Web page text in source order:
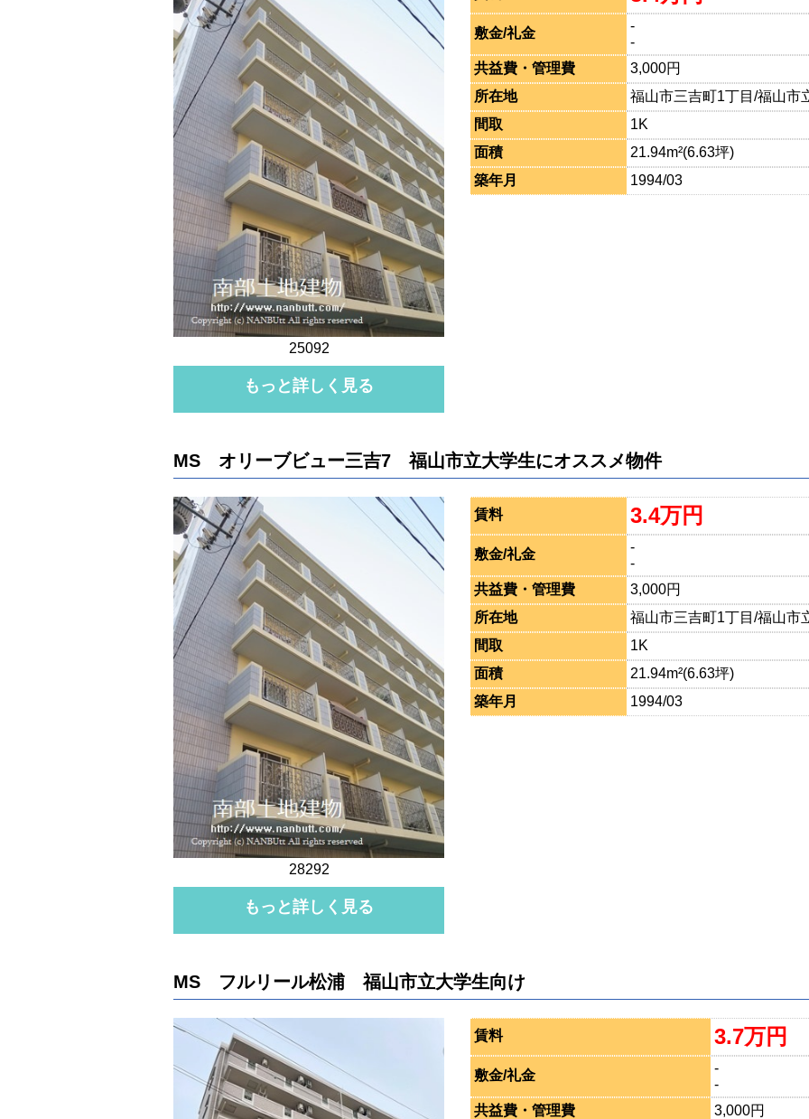
25092
もっと詳しく見る
敷金/礼金
-
-
共益費・管理費
3,000円
所在地
福山市三吉町1丁目/福山市
間取
1K
面積
21.94m²(6.63坪)
築年月
1994/03
MS オリーブビュー三吉7 福山市立大学生にオススメ物件
28292
もっと詳しく見る
賃料 3.4万円
敷金/礼金
-
-
共益費・管理費
3,000円
所在地
福山市三吉町1丁目/福山市
間取
1K
面積
21.94m²(6.63坪)
築年月
1994/03
MS フルリール松浦 福山市立大学生向け
賃料 3.7万円
敷金/礼金
-
-
共益費・管理費
3,000円